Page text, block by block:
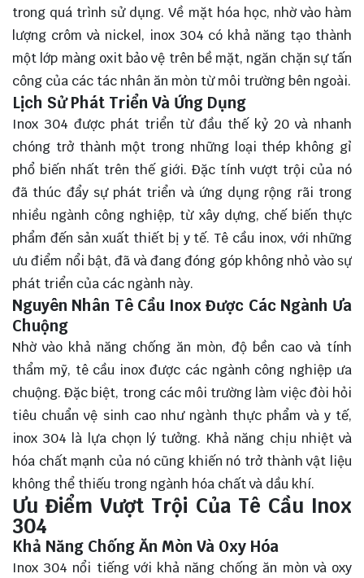
trong quá trình sử dụng. Về mặt hóa học, nhờ vào hàm
lượng crôm và nickel, inox 304 có khả năng tạo thành
một lớp màng oxit bảo vệ trên bề mặt, ngăn chặn sự tấn
công của các tác nhân ăn mòn từ môi trường bên ngoài.
Lịch Sử Phát Triển Và Ứng Dụng
Inox 304 được phát triển từ đầu thế kỷ 20 và nhanh
chóng trở thành một trong những loại thép không gỉ
phổ biến nhất trên thế giới. Đặc tính vượt trội của nó
đã thúc đẩy sự phát triển và ứng dụng rộng rãi trong
nhiều ngành công nghiệp, từ xây dựng, chế biến thực
phẩm đến sản xuất thiết bị y tế. Tê cầu inox, với những
ưu điểm nổi bật, đã và đang đóng góp không nhỏ vào sự
phát triển của các ngành này.
Nguyên Nhân Tê Cầu Inox Được Các Ngành Ưa
Chuộng
Nhờ vào khả năng chống ăn mòn, độ bền cao và tính
thẩm mỹ, tê cầu inox được các ngành công nghiệp ưa
chuộng. Đặc biệt, trong các môi trường làm việc đòi hỏi
tiêu chuẩn vệ sinh cao như ngành thực phẩm và y tế,
inox 304 là lựa chọn lý tưởng. Khả năng chịu nhiệt và
hóa chất mạnh của nó cũng khiến nó trở thành vật liệu
không thể thiếu trong ngành hóa chất và dầu khí.
Ưu Điểm Vượt Trội Của Tê Cầu Inox
304
Khả Năng Chống Ăn Mòn Và Oxy Hóa
Inox 304 nổi tiếng với khả năng chống ăn mòn và oxy